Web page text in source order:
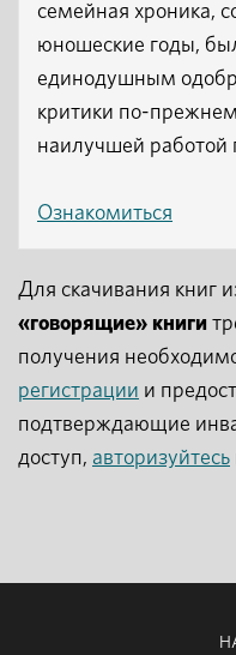
семейная хроника,
юношеские годы,
единодушным
критики по-
наилучшей работой
Ознакомиться
Для скачивания книг
«говорящие» книги
получения
регистрации и
подтверждающие
доступ, авторизуйтесь